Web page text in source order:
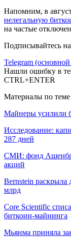
Напомним, в
нелегальную
на частые
Подписывайтесь
Telegram
Нашли ошибку в
CTRL+ENTER
Материалы по теме
Майнеры усилили
Исследование:
287 дней
СМИ: фонд
акций
Bernstein раскрыла
млрд
Core Scientific
биткоин-майнинга
Мьянма приняла